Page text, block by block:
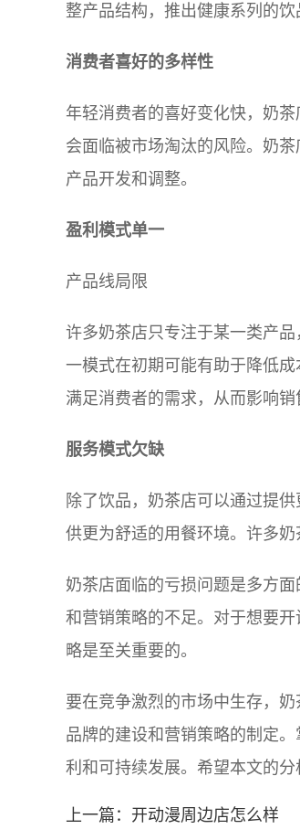
整产品结构，推出健康系列的饮
消费者喜好的多样性
年轻消费者的喜好变化快，奶
会面临被市场淘汰的风险。奶
产品开发和调整。
盈利模式单一
产品线局限
许多奶茶店只专注于某一类产
一模式在初期可能有助于降低
满足消费者的需求，从而影响销
服务模式欠缺
除了饮品，奶茶店可以通过提
供更为舒适的用餐环境。许多
奶茶店面临的亏损问题是多方
和营销策略的不足。对于想要
略是至关重要的。
要在竞争激烈的市场中生存，
品牌的建设和营销策略的制定
利和可持续发展。希望本文的
上一篇： 开动漫周边店怎么样